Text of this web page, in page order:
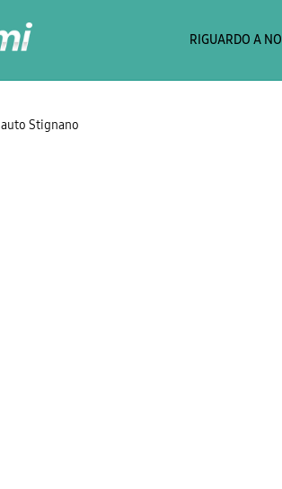
RIGUARDO A NOI
Stignano